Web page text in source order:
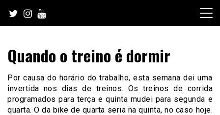
content
Quando o treino é dormir
Por causa do horário do trabalho, esta semana dei uma
invertida nos dias de treinos. Os treinos de corrida
programados para terça e quinta mudei para segunda e
quarta. O da bike de quarta seria na quinta, no caso hoje.